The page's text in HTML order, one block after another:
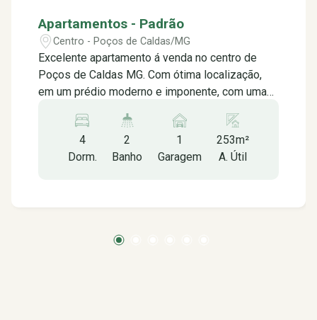
Apartamentos - Padrão
Centro - Poços de Caldas/MG
Excelente apartamento á venda no centro de
Poços de Caldas MG. Com ótima localização,
em um prédio moderno e imponente, com uma
chegada. O apartamento em si é bem espaçoso
e bem iluminado, com uma disposição
inteligente dos cômodos que proporciona
vista linda para o Cristo -Sala 02 ambientes com
social -Lavabo -Área de serviço -01 vaga de
4
Dorm.
2
Banho
1
Garagem
253m²
A. Útil